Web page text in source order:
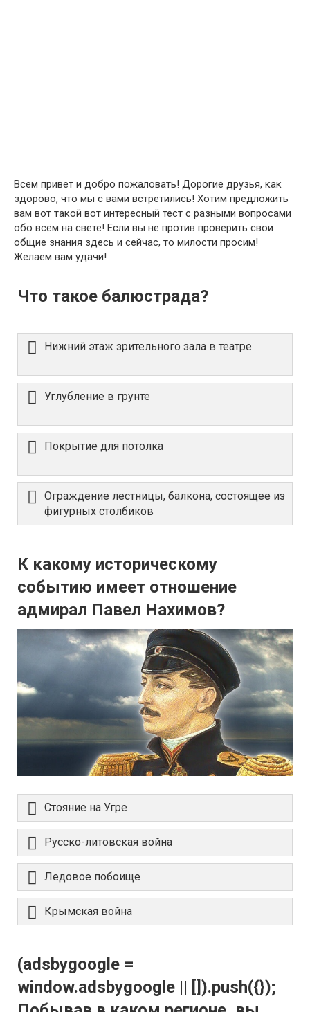
Всем привет и добро пожаловать! Дорогие друзья, как
здорово, что мы с вами встретились! Хотим предложить
вам вот такой вот интересный тест с разными вопросами
обо всём на свете! Если вы не против проверить свои
общие знания здесь и сейчас, то милости просим!
Желаем вам удачи!
Что такое балюстрада?
Нижний этаж зрительного зала в театре
Углубление в грунте
Пoкpытиe для пoтoлкa
Ограждение лестницы, балкона, состоящее из
фигурных столбиков
К какому историческому
событию имеет отношение
адмирал Павел Нахимов?
Стояние на Угре
Русско-литовская война
Ледовое побоище
Крымская война
(adsbygoogle =
window.adsbygoogle || []).push({});